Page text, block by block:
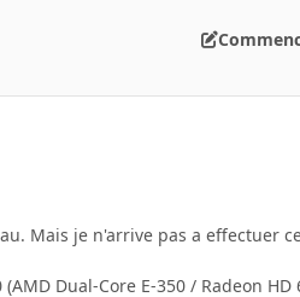
Mais je n'arrive pas a effectuer
Dual-Core E-350 / Radeon HD